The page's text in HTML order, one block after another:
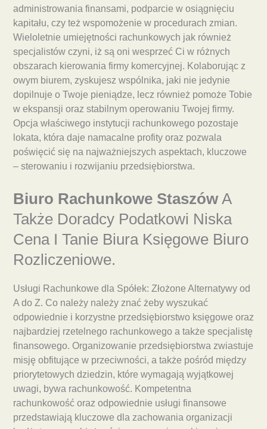
administrowania finansami, podparcie w osiągnięciu
kapitału, czy też wspomożenie w procedurach zmian.
Wieloletnie umiejętności rachunkowych jak również
specjalistów czyni, iż są oni wesprzeć Ci w różnych
obszarach kierowania firmy komercyjnej. Kolaborując z
owym biurem, zyskujesz wspólnika, jaki nie jedynie
dopilnuje o Twoje pieniądze, lecz również pomoże Tobie
w ekspansji oraz stabilnym operowaniu Twojej firmy.
Opcja właściwego instytucji rachunkowego pozostaje
lokata, która daje namacalne profity oraz pozwala
poświęcić się na najważniejszych aspektach, kluczowe
– sterowaniu i rozwijaniu przedsiębiorstwa.
Biuro Rachunkowe Staszów A
Także Doradcy Podatkowi Niska
Cena I Tanie Biura Księgowe Biuro
Rozliczeniowe.
Usługi Rachunkowe dla Spółek: Złożone Alternatywy od
A do Z. Co należy należy znać żeby wyszukać
odpowiednie i korzystne przedsiębiorstwo księgowe oraz
najbardziej rzetelnego rachunkowego a także specjalistę
finansowego. Organizowanie przedsiębiorstwa zwiastuje
misję obfitujące w przeciwności, a także pośród między
priorytetowych dziedzin, które wymagają wyjątkowej
uwagi, bywa rachunkowość. Kompetentna
rachunkowość oraz odpowiednie usługi finansowe
przedstawiają kluczowe dla zachowania organizacji